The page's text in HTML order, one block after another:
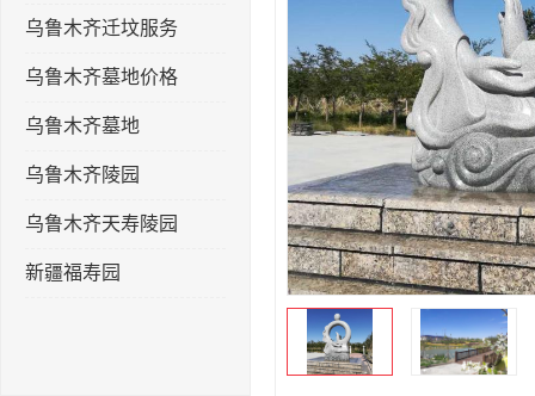
乌鲁木齐迁坟服务
乌鲁木齐墓地价格
乌鲁木齐墓地
乌鲁木齐陵园
乌鲁木齐天寿陵园
新疆福寿园